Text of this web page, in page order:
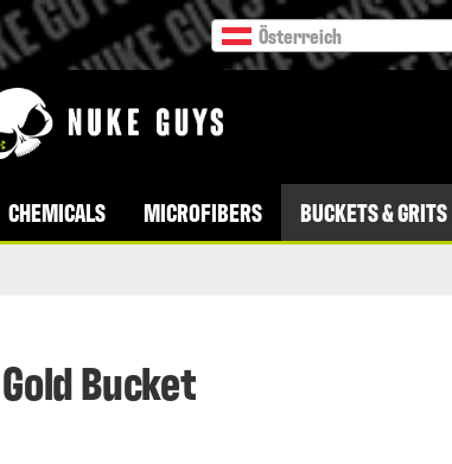
Österreich
VERSANDKOSTENFREI AB 49 € BESTELLWERT
CHEMICALS MICROFIBERS BUCKETS & GRITS
Gold Bucket